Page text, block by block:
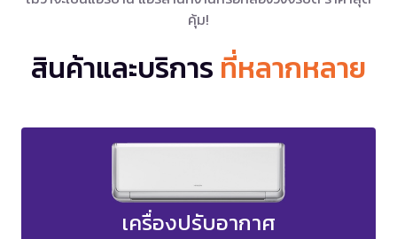
คุ้ม!
สินค้าและบริการ ที่หลากหลาย
เครื่องปรับอากาศ